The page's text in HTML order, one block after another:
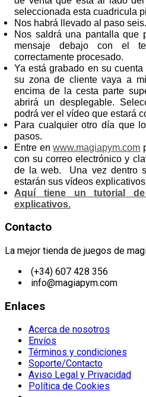
seleccionada esta cuadricula
Nos habrá llevado al paso
Nos saldrá una pantalla que
mensaje debajo con el
correctamente procesado.
Ya está grabado en su
su zona de cliente vaya a
encima de la cesta parte
abrirá un desplegable.
podrá ver el vídeo que estará
Para cualquier otro día que
pasos.
Entre enwww.magiapym.com
con su correo electrónico y
de la web. Una vez dentro
estarán sus vídeos
Aquí tiene un tutorial
explicativos.
Contacto
La mejor tienda de juegos de
(+34) 607 428 356
info@magiapym.com
Enlaces
Acerca de nosotros
Envíos
Términos y condiciones
Soporte/Contacto
Aviso Legal y Privacidad
Política de Cookies